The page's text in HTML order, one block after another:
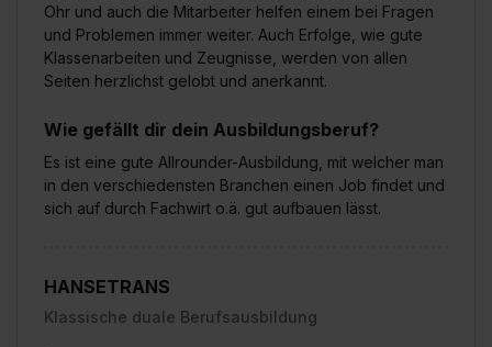
Ohr und auch die Mitarbeiter helfen einem bei Fragen
und Problemen immer weiter. Auch Erfolge, wie gute
Klassenarbeiten und Zeugnisse, werden von allen
Seiten herzlichst gelobt und anerkannt.
Wie gefällt dir dein Ausbildungsberuf?
Es ist eine gute Allrounder-Ausbildung, mit welcher man
in den verschiedensten Branchen einen Job findet und
sich auf durch Fachwirt o.ä. gut aufbauen lässt.
HANSETRANS
Klassische duale Berufsausbildung